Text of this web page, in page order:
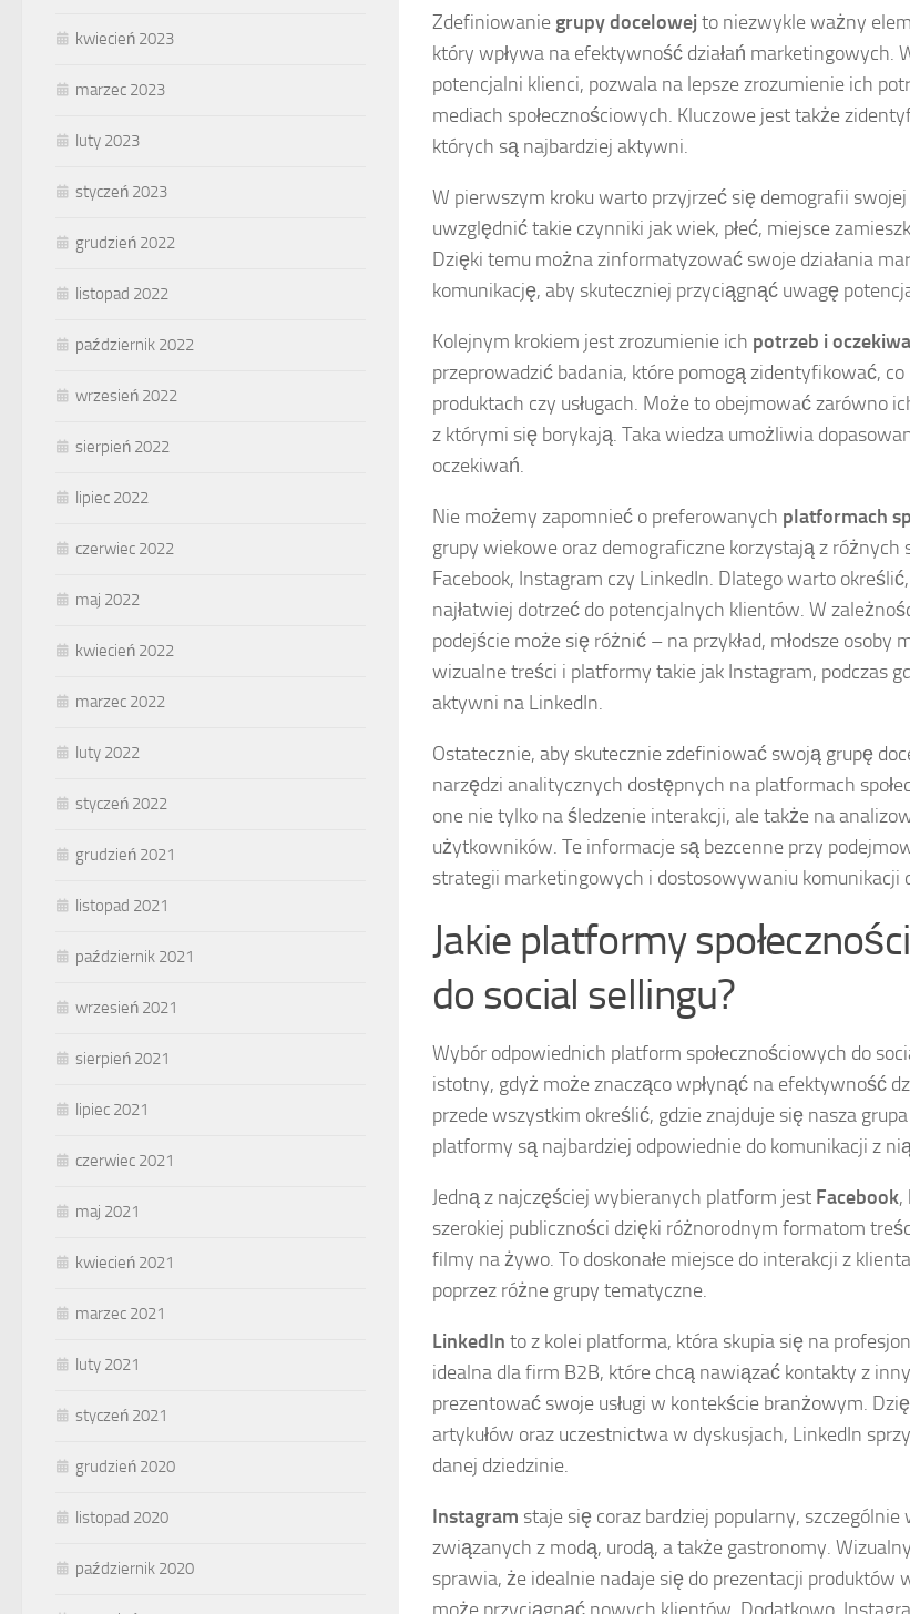
Zdefiniowanie grupy docelowej to niezwykle ważny
który wpływa na efektywność działań marketingowych.
potencjalni klienci, pozwala na lepsze zrozumienie ich
mediach społecznościowych. Kluczowe jest także
których są najbardziej aktywni.
W pierwszym kroku warto przyjrzeć się demografii
uwzględnić takie czynniki jak wiek, płeć, miejsce
Dzięki temu można zinformatyzować swoje działania
komunikację, aby skuteczniej przyciągnąć uwagę
Kolejnym krokiem jest zrozumienie ich potrzeb i
przeprowadzić badania, które pomogą zidentyfikować,
produktach czy usługach. Może to obejmować zarówno
z którymi się borykają. Taka wiedza umożliwia
oczekiwań.
Nie możemy zapomnieć o preferowanych platformach
grupy wiekowe oraz demograficzne korzystają z różnych
Facebook, Instagram czy LinkedIn. Dlatego warto
najłatwiej dotrzeć do potencjalnych klientów. W
podejście może się różnić – na przykład, młodsze osoby
wizualne treści i platformy takie jak Instagram, podczas
aktywni na LinkedIn.
Ostatecznie, aby skutecznie zdefiniować swoją grupę
narzędzi analitycznych dostępnych na platformach
one nie tylko na śledzenie interakcji, ale także na
użytkowników. Te informacje są bezcenne przy
strategii marketingowych i dostosowywaniu komunikacji
Jakie platformy
do social sellingu?
Wybór odpowiednich platform społecznościowych do
istotny, gdyż może znacząco wpłynąć na efektywność
przede wszystkim określić, gdzie znajduje się nasza
platformy są najbardziej odpowiednie do komunikacji z
Jedną z najczęściej wybieranych platform jest Facebook,
szerokiej publiczności dzięki różnorodnym formatom
filmy na żywo. To doskonałe miejsce do interakcji z
poprzez różne grupy tematyczne.
LinkedIn to z kolei platforma, która skupia się na
idealna dla firm B2B, które chcą nawiązać kontakty z
prezentować swoje usługi w kontekście branżowym.
artykułów oraz uczestnictwa w dyskusjach, LinkedIn
danej dziedzinie.
Instagram staje się coraz bardziej popularny, szczególnie
związanych z modą, urodą, a także gastronomy.
sprawia, że idealnie nadaje się do prezentacji produktów
kwiecień 2023
marzec 2023
luty 2023
styczeń 2023
grudzień 2022
listopad 2022
październik 2022
wrzesień 2022
sierpień 2022
lipiec 2022
czerwiec 2022
maj 2022
kwiecień 2022
marzec 2022
luty 2022
styczeń 2022
grudzień 2021
listopad 2021
październik 2021
wrzesień 2021
sierpień 2021
lipiec 2021
czerwiec 2021
maj 2021
kwiecień 2021
marzec 2021
luty 2021
styczeń 2021
grudzień 2020
listopad 2020
październik 2020